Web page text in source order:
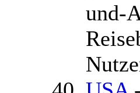
und-